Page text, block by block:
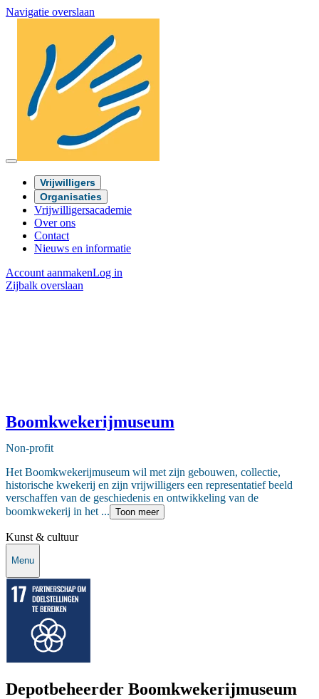
Navigatie overslaan
Vrijwilligers
Organisaties
Vrijwilligersacademie
Over ons
Contact
Nieuws en informatie
Account aanmakenLog in
Zijbalk overslaan
Boomkwekerijmuseum
Non-profit
Het Boomkwekerijmuseum wil met zijn gebouwen, collectie,
historische kwekerij en zijn vrijwilligers een representatief beeld
verschaffen van de geschiedenis en ontwikkeling van de
boomkwekerij in het ... Toon meer
Kunst & cultuur
Menu
Depotbeheerder Boomkwekerijmuseum